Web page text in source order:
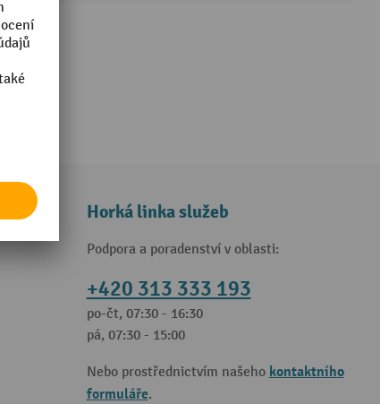
Horká linka služeb
Podpora a poradenství v oblasti:
+420 313 333 193
po-čt, 07:30 - 16:30
pá, 07:30 - 15:00
Nebo prostřednictvím našeho kontaktního
formuláře.